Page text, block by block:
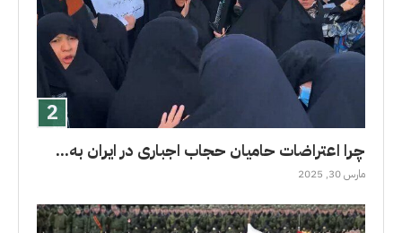
چرا اعتراضات حامیان حجاب اجباری در ایران به...
مارس 30, 2025